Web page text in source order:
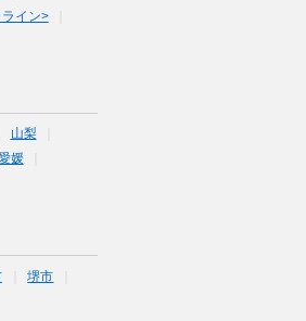
イン>
山梨
媛
堺市